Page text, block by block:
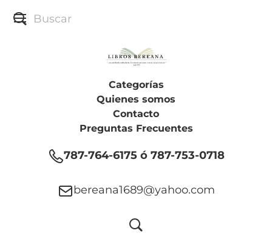
Categorías
Quienes somos
Contacto
Preguntas Frecuentes
787-764-6175 ó 787-753-0718
bereana1689@yahoo.com